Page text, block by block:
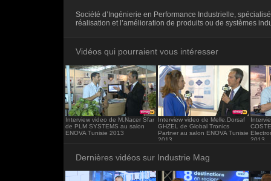
frameborder="0"></iframe>
Société d’Ingénierie en Performance Industrielle,
réalisation et l’amélioration de produits ou de systèmes
Vidéos qui pourraient vous intéresser
Interview video de M.Nacer Sfar
de PLM SYSTEMS au salon
ENOVA Tunisie 2013
Interview video de Melle.Dorsaf
GHZEL de Global Tronics
Partner au salon ENOVA Tunisie
2013
2013
Dernières vidéos sur Industrie Mag